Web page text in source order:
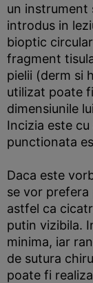
un instrument
introdus in
bioptic
fragment
pielii (derm si
utilizat poate
dimensiunile
Incizia este
punctionata
Daca este
se vor prefera
astfel ca
putin vizibila.
minima, iar
de sutura
poate fi